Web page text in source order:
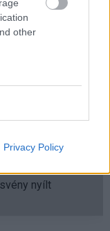
other
Privacy Policy
nemcsak a
a kutatók és
friss, nyilvános
terhelést bírt ki.
nyílt